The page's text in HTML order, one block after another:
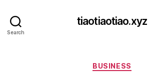
Search
tiaotiaotiao.xyz
Categories
BUSINESS